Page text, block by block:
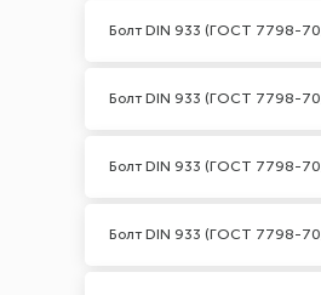
Болт DIN 933 (ГОСТ 7798-
Болт DIN 933 (ГОСТ 7798-
Болт DIN 933 (ГОСТ 7798-
Болт DIN 933 (ГОСТ 7798-